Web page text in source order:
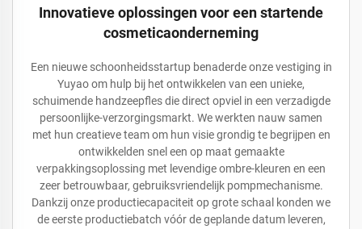
Innovatieve oplossingen voor een startende
cosmeticaonderneming
Een nieuwe schoonheidsstartup benaderde onze vestiging in
Yuyao om hulp bij het ontwikkelen van een unieke,
schuimende handzeepfles die direct opviel in een verzadigde
persoonlijke-verzorgingsmarkt. We werkten nauw samen
met hun creatieve team om hun visie grondig te begrijpen en
ontwikkelden snel een op maat gemaakte
verpakkingsoplossing met levendige ombre-kleuren en een
zeer betrouwbaar, gebruiksvriendelijk pompmechanisme.
Dankzij onze productiecapaciteit op grote schaal konden we
de eerste productiebatch vóór de geplande datum leveren,